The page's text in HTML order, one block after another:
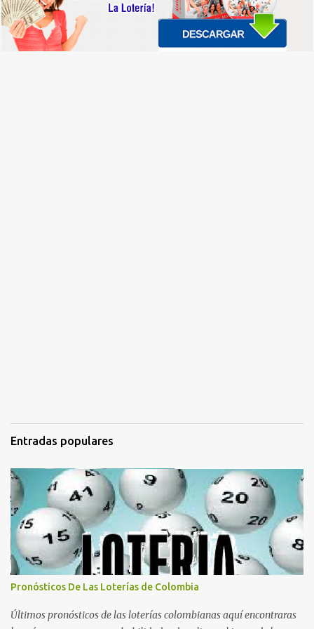
Entradas populares
Pronósticos De Las Loterías de Colombia
Últimos pronósticos de las loterías colombianas aquí encontraras